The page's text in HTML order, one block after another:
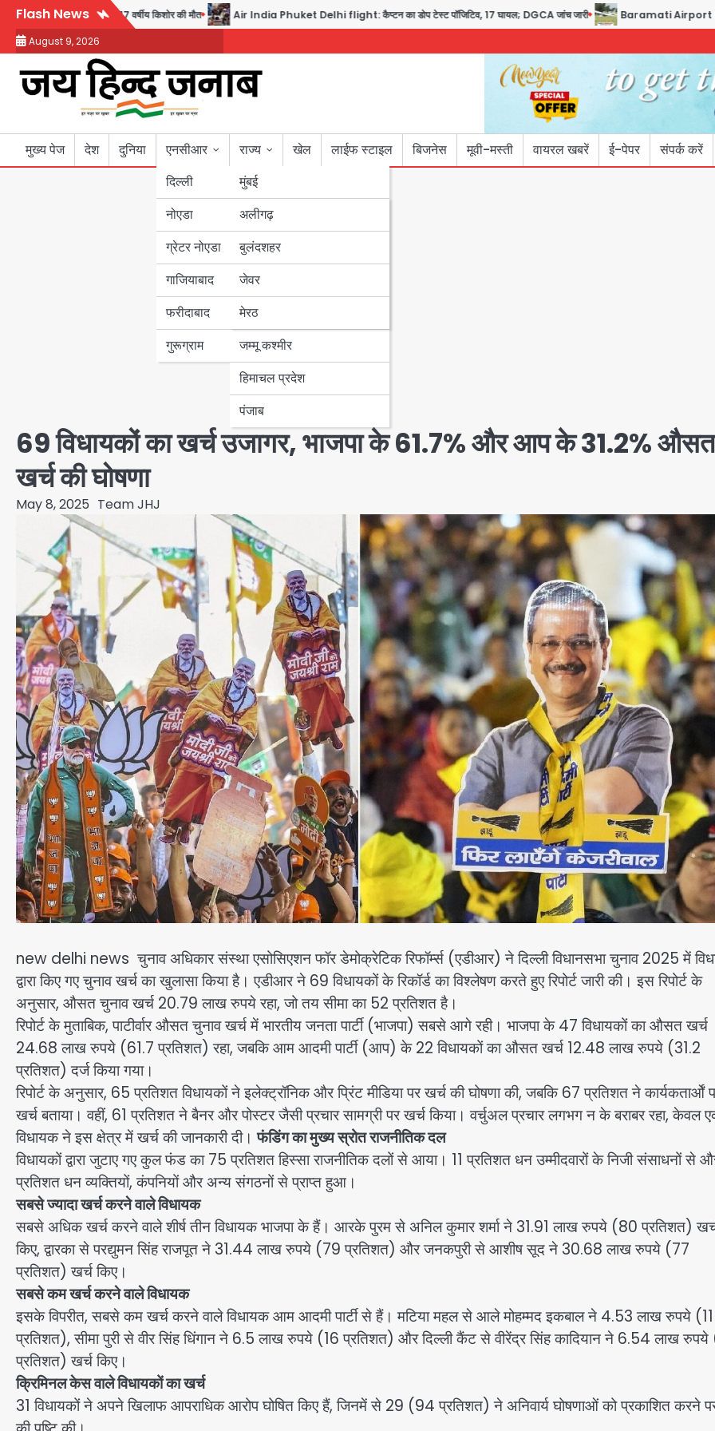
Skip
content
Flash News
की गोली से 17 वर्षीय किशोर की मौत Air India Phuket Delhi flight: कैप्टन का डोप टेस्ट पॉजिटिव, 17 घायल; DGCA जांच जारी Baramati Airport Plane
August 9, 2026
मुख्य पेज देश दुनिया
एनसीआर
दिल्ली
नोएडा
ग्रेटर नोएडा
गाजियाबाद
फरीदाबाद
गुरूग्राम
राज्य
मुंबई
उत्तर प्रदेश
अलीगढ़
बुलंदशहर
जेवर
मेरठ
बिहार
पंजाब
हरियाणा
जम्मू कश्मीर
हिमाचल प्रदेश
पंजाब
खेल लाईफ स्टाइल बिजनेस मूवी-मस्ती वायरल खबरें ई-पेपर संपर्क करें
69 विधायकों का खर्च उजागर, भाजपा के 61.7% और आप के 31.2% औसत
खर्च की घोषणा
May 8, 2025 Team JHJ
new delhi news चुनाव अधिकार संस्था एसोसिएशन फॉर डेमोक्रेटिक रिफॉर्म्स (एडीआर) ने दिल्ली विधानसभा चुनाव 2025 में
द्वारा किए गए चुनाव खर्च का खुलासा किया है। एडीआर ने 69 विधायकों के रिकॉर्ड का विश्लेषण करते हुए रिपोर्ट जारी की। इस रिपोर्ट के
अनुसार, औसत चुनाव खर्च 20.79 लाख रुपये रहा, जो तय सीमा का 52 प्रतिशत है।
रिपोर्ट के मुताबिक, पाटीर्वार औसत चुनाव खर्च में भारतीय जनता पार्टी (भाजपा) सबसे आगे रही। भाजपा के 47 विधायकों का औसत खर्च
24.68 लाख रुपये (61.7 प्रतिशत) रहा, जबकि आम आदमी पार्टी (आप) के 22 विधायकों का औसत खर्च 12.48 लाख रुपये (31.2
प्रतिशत) दर्ज किया गया।
रिपोर्ट के अनुसार, 65 प्रतिशत विधायकों ने इलेक्ट्रॉनिक और प्रिंट मीडिया पर खर्च की घोषणा की, जबकि 67 प्रतिशत ने कार्यकतार्ओं
खर्च बताया। वहीं, 61 प्रतिशत ने बैनर और पोस्टर जैसी प्रचार सामग्री पर खर्च किया। वर्चुअल प्रचार लगभग न के बराबर रहा, केवल
विधायक ने इस क्षेत्र में खर्च की जानकारी दी।फंडिंग का मुख्य स्रोत राजनीतिक दल
विधायकों द्वारा जुटाए गए कुल फंड का 75 प्रतिशत हिस्सा राजनीतिक दलों से आया। 11 प्रतिशत धन उम्मीदवारों के निजी संसाधनों से
प्रतिशत धन व्यक्तियों, कंपनियों और अन्य संगठनों से प्राप्त हुआ।
सबसे ज्यादा खर्च करने वाले विधायक
सबसे अधिक खर्च करने वाले शीर्ष तीन विधायक भाजपा के हैं। आरके पुरम से अनिल कुमार शर्मा ने 31.91 लाख रुपये (80 प्रतिशत)
किए, द्वारका से परद्युमन सिंह राजपूत ने 31.44 लाख रुपये (79 प्रतिशत) और जनकपुरी से आशीष सूद ने 30.68 लाख रुपये (77
प्रतिशत) खर्च किए।
सबसे कम खर्च करने वाले विधायक
इसके विपरीत, सबसे कम खर्च करने वाले विधायक आम आदमी पार्टी से हैं। मटिया महल से आले मोहम्मद इकबाल ने 4.53 लाख रुपये (11
प्रतिशत), सीमा पुरी से वीर सिंह धिंगान ने 6.5 लाख रुपये (16 प्रतिशत) और दिल्ली कैंट से वीरेंद्र सिंह कादियान ने 6.54 लाख रुपये
प्रतिशत) खर्च किए।
क्रिमिनल केस वाले विधायकों का खर्च
31 विधायकों ने अपने खिलाफ आपराधिक आरोप घोषित किए हैं, जिनमें से 29 (94 प्रतिशत) ने अनिवार्य घोषणाओं को प्रकाशित करने